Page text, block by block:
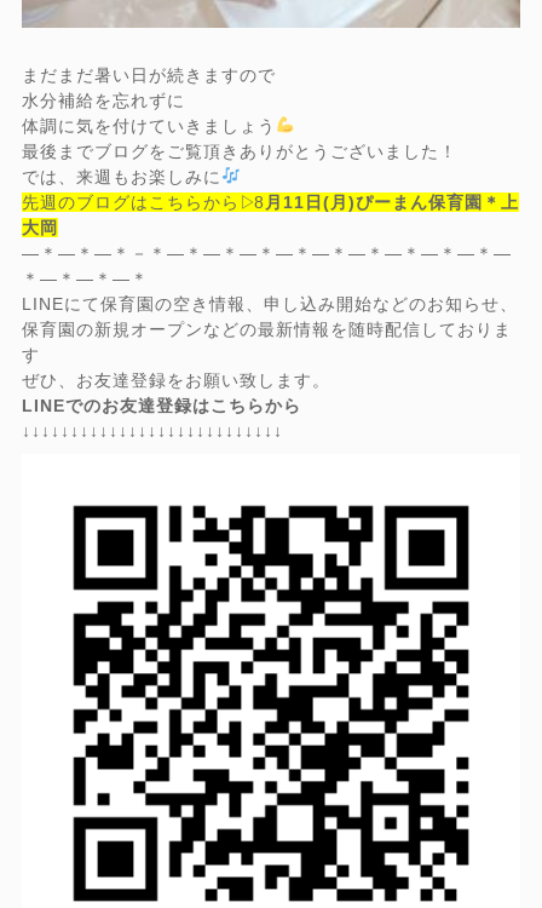
まだまだ暑い日が続きますので
水分補給を忘れずに
体調に気を付けていきましょう
最後までブログをご覧頂きありがとうございました！
では、来週もお楽しみに
先週のブログはこちらから▷8 月11日(月)ぴーまん保育園＊上
大岡
―＊―＊―＊－＊―＊―＊―＊―＊―＊―＊―＊―＊―＊―
＊―＊―＊―＊
LINEにて保育園の空き情報、申し込み開始などのお知らせ、
保育園の新規オープンなどの最新情報を随時配信しておりま
す
ぜひ、お友達登録をお願い致します。
LINEでのお友達登録はこちらから
↓↓↓↓↓↓↓↓↓↓↓↓↓↓↓↓↓↓↓↓↓↓↓↓↓↓↓